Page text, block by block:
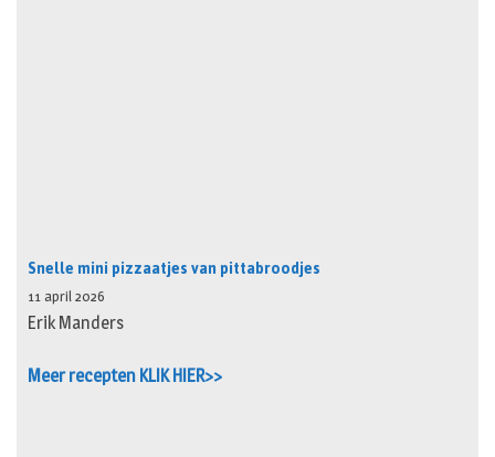
Snelle mini pizzaatjes van pittabroodjes
11 april 2026
Erik Manders
Meer recepten KLIK HIER>>